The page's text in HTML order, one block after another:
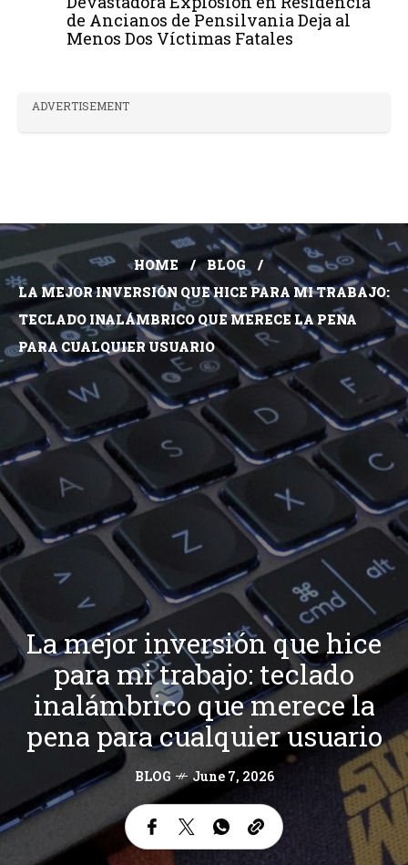
de Ancianos de Pensilvania Deja al
Menos Dos Víctimas Fatales
ADVERTISEMENT
HOME
BLOG
LA MEJOR INVERSIÓN QUE HICE PARA MI TRABAJO:
TECLADO INALÁMBRICO QUE MERECE LA PENA
PARA CUALQUIER USUARIO
La mejor inversión que hice
para mi trabajo: teclado
inalámbrico que merece la
pena para cualquier usuario
BLOG June 7, 2026